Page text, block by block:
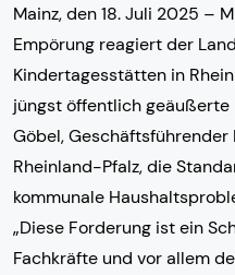
Mainz, den 18. Juli 2025 –
Empörung reagiert der
Kindertagesstätten in
jüngst öffentlich geäußerte
Göbel,
Rheinland-Pfalz, die
kommunale
„Diese Forderung ist ein
Fachkräfte und vor allem